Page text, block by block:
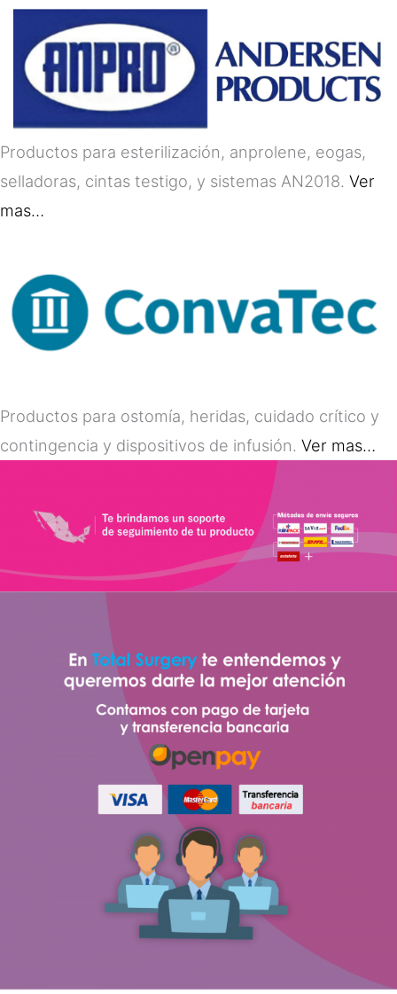
Productos para esterilización, anprolene, eogas,
selladoras, cintas testigo, y sistemas AN2018. Ver
mas…
Productos para ostomía, heridas, cuidado crítico y
contingencia y dispositivos de infusión. Ver mas…